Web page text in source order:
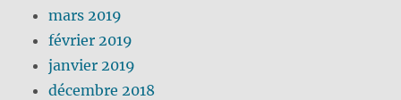
mars 2019
février 2019
janvier 2019
décembre 2018